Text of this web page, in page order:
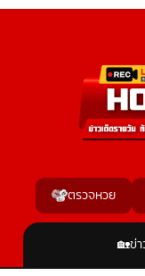
ตรวจหวย
🏡ข่